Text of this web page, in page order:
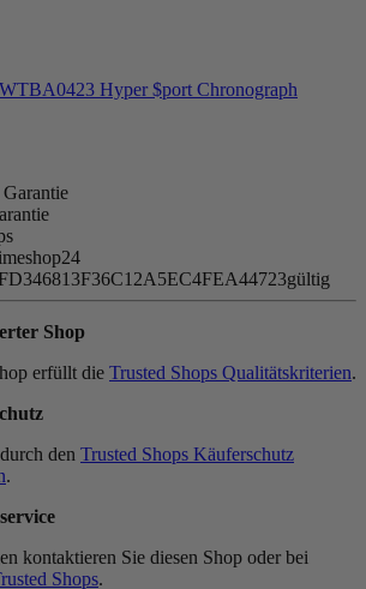
Hyper $port Chronograph
gültig
Shop
erfüllt die Trusted Shops Qualitätskriterien.
den Trusted Shops Käuferschutz
.
kontaktieren Sie diesen Shop oder bei
Shops.